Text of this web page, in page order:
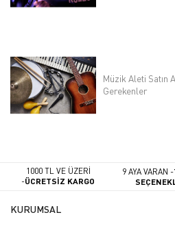
Müzik Aleti Satın
Gerekenler
1000 TL VE ÜZERİ
-ÜCRETSİZ KARGO
9 AYA VARAN -
KURUMSAL